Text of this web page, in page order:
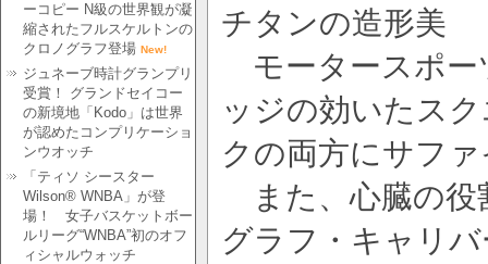
チタンの造形美
モータースポー
ッジの効いたス
クの両方にサフ
また、心臓の役
グラフ・キャリ
ーコピー N級の世界観が凝
縮されたフルスケルトンの
クロノグラフ登場 New!
ジュネーブ時計グランプリ
受賞！ グランドセイコー
の新境地「Kodo」は世界
が認めたコンプリケーショ
ンウオッチ
「ティソ シースター
Wilson® WNBA」が登
場！ 女子バスケットボー
ルリーグ“WNBA”初のオフ
ィシャルウォッチ